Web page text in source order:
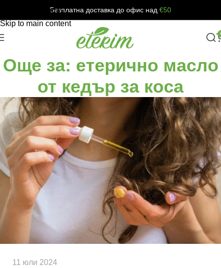
Skip to navigation
Skip to main content
Безплатна доставка до офис над €50
Още за: етерично масло
от кедър за коса
11 юли 2024